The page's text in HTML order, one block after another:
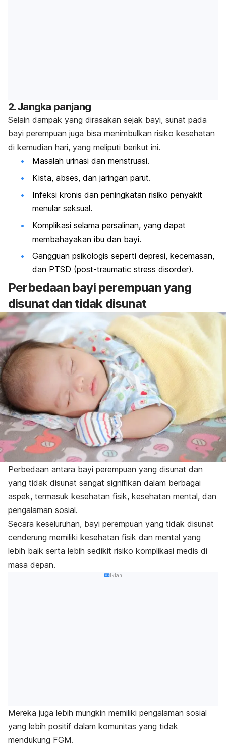
2. Jangka panjang
Selain dampak yang dirasakan sejak bayi, sunat pada
bayi perempuan juga bisa menimbulkan risiko kesehatan
di kemudian hari, yang meliputi berikut ini.
Masalah urinasi dan menstruasi.
Kista, abses, dan jaringan parut.
Infeksi kronis dan peningkatan risiko penyakit
menular seksual.
Komplikasi selama persalinan, yang dapat
membahayakan ibu dan bayi.
Gangguan psikologis seperti depresi, kecemasan,
dan PTSD (post-traumatic stress disorder).
Perbedaan bayi perempuan yang
disunat dan tidak disunat
Perbedaan antara bayi perempuan yang disunat dan
yang tidak disunat sangat signifikan dalam berbagai
aspek, termasuk kesehatan fisik, kesehatan mental, dan
pengalaman sosial.
Secara keseluruhan, bayi perempuan yang tidak disunat
cenderung memiliki kesehatan fisik dan mental yang
lebih baik serta lebih sedikit risiko komplikasi medis di
masa depan.
Iklan
Mereka juga lebih mungkin memiliki pengalaman sosial
yang lebih positif dalam komunitas yang tidak
mendukung FGM.